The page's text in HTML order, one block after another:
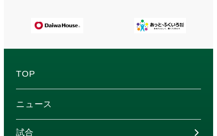
TOP
ニュース
試合